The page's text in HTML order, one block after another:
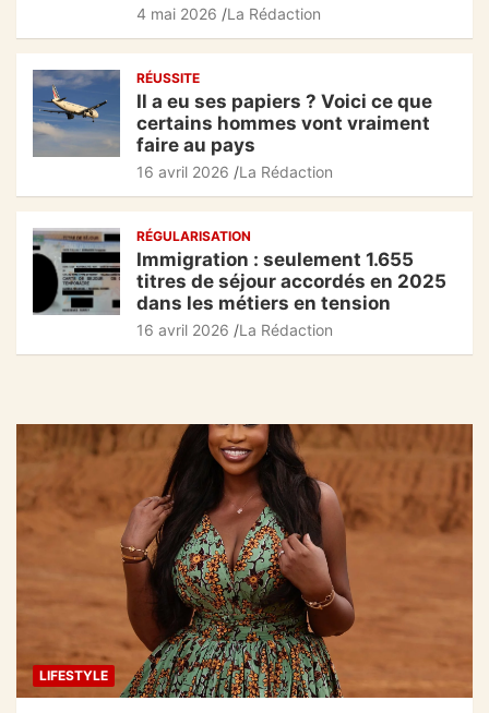
4 mai 2026 La Rédaction
RÉUSSITE
Il a eu ses papiers ? Voici ce que
certains hommes vont vraiment
faire au pays
16 avril 2026 La Rédaction
RÉGULARISATION
Immigration : seulement 1.655
titres de séjour accordés en 2025
dans les métiers en tension
16 avril 2026 La Rédaction
LIFESTYLE